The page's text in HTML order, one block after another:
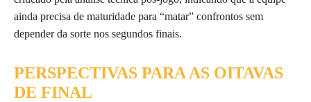
ainda precisa de maturidade para “matar” confrontos sem
depender da sorte nos segundos finais.
PERSPECTIVAS PARA AS OITAVAS
DE FINAL